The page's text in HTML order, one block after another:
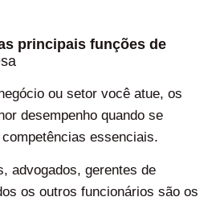
principais funções de
ou setor você atue, os
desempenho quando se
essenciais.
advogados, gerentes de
os outros funcionários são os